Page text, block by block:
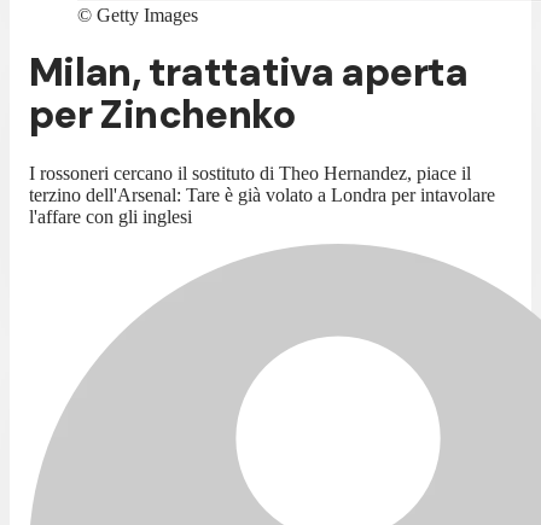
© Getty Images
Milan, trattativa aperta
per Zinchenko
I rossoneri cercano il sostituto di Theo Hernandez, piace il
terzino dell'Arsenal: Tare è già volato a Londra per intavolare
l'affare con gli inglesi